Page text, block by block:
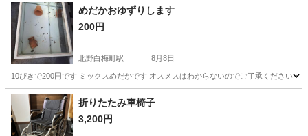
兵庫 南あわじ市 その他
めだかおゆずりします
200円
北野白梅町駅 8月8日
10ぴきで200円です ミックスめだかです オスメスはわからないのでご了承ください
京都 京都市 北野白梅町駅 その他
折りたたみ車椅子
3,200円